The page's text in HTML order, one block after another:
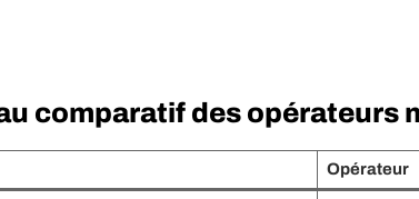
comparatif des opérateurs
Opérateur